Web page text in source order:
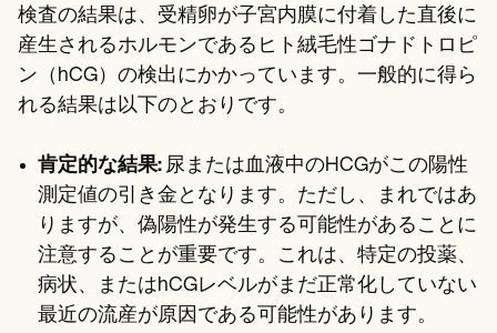
検査の結果は、受精卵が子宮内膜に付着した直後に
産生されるホルモンであるヒト絨毛性ゴナドトロピ
ン（hCG）の検出にかかっています。一般的に得ら
れる結果は以下のとおりです。
肯定的な結果: 尿または血液中のHCGがこの陽性
測定値の引き金となります。ただし、まれではあ
りますが、偽陽性が発生する可能性があることに
注意することが重要です。これは、特定の投薬、
病状、またはhCGレベルがまだ正常化していない
最近の流産が原因である可能性があります。